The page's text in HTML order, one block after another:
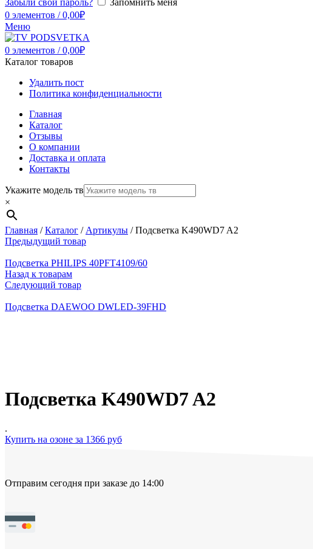
Забыли свой пароль?
Запомнить меня
0 элементов / 0,00₽
Меню
0 элементов / 0,00₽
Каталог товаров
Удалить пост
Политика конфиденциальности
Главная
Каталог
Отзывы
О компании
Доставка и оплата
Контакты
Укажите модель тв
×
Главная /Каталог / Артикулы /Подсветка K490WD7 A2
Предыдущий товар
Подсветка PHILIPS 40PFT4109/60
Назад к товарам
Следующий товар
Подсветка DAEWOO DWLED-39FHD
Подсветка K490WD7 A2
.
Купить на озоне за 1366 руб
Отправим сегодня при заказе до 14:00